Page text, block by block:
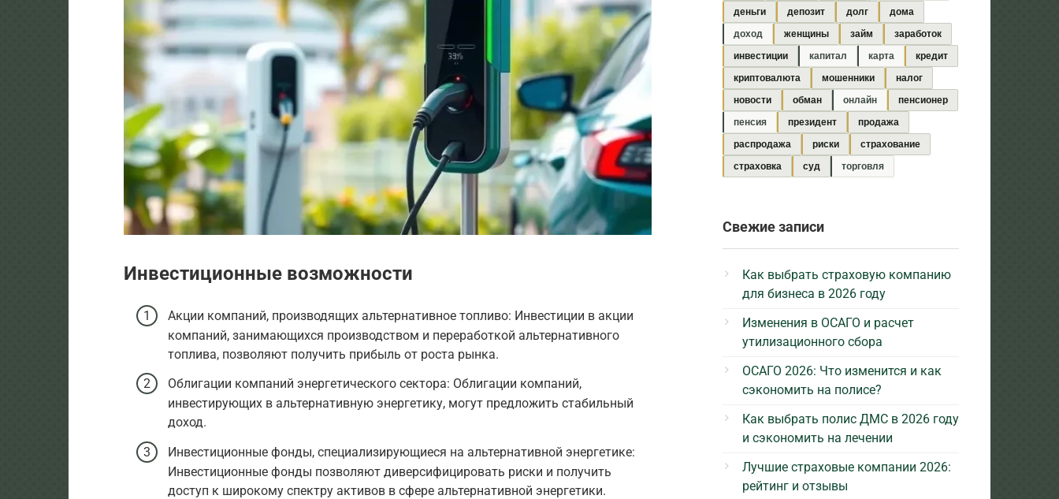
Инвестиционные возможности
Акции компаний, производящих альтернативное топливо: Инвестиции в акции
компаний, занимающихся производством и переработкой альтернативного
топлива, позволяют получить прибыль от роста рынка.
Облигации компаний энергетического сектора: Облигации компаний,
инвестирующих в альтернативную энергетику, могут предложить стабильный
доход.
Инвестиционные фонды, специализирующиеся на альтернативной энергетике:
Инвестиционные фонды позволяют диверсифицировать риски и получить
доступ к широкому спектру активов в сфере альтернативной энергетики.
деньги
депозит долг
дома
доход
женщины займ
заработок
инвестиции
капитал карта
кредит
криптовалюта
мошенники
налог
новости
обман онлайн
пенсионер
пенсия
президент
продажа
распродажа
риски
страхование
страховка
суд торговля
Свежие записи
Как выбрать страховую компанию
для бизнеса в 2026 году
Изменения в ОСАГО и расчет
утилизационного сбора
ОСАГО 2026: Что изменится и как
сэкономить на полисе?
Как выбрать полис ДМС в 2026 году
и сэкономить на лечении
Лучшие страховые компании 2026:
рейтинг и отзывы